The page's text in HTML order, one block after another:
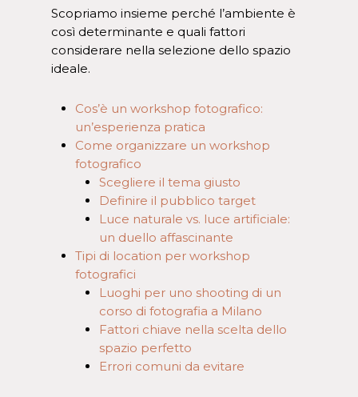
Scopriamo insieme perché l’ambiente è
così determinante e quali fattori
considerare nella selezione dello spazio
ideale.
Cos’è un workshop fotografico:
un’esperienza pratica
Come organizzare un workshop
fotografico
Scegliere il tema giusto
Definire il pubblico target
Luce naturale vs. luce artificiale:
un duello affascinante
Tipi di location per workshop
fotografici
Luoghi per uno shooting di un
corso di fotografia a Milano
Fattori chiave nella scelta dello
spazio perfetto
Errori comuni da evitare